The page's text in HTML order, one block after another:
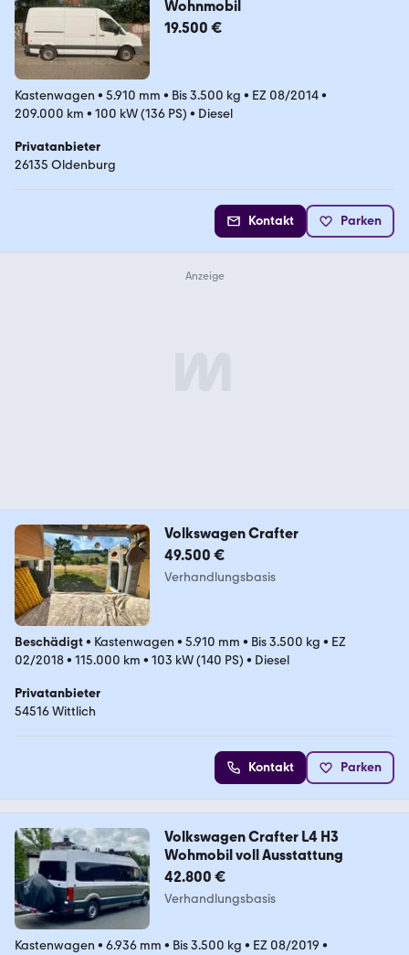
Wohnmobil
19.500 €
Kastenwagen • 5.910 mm • Bis 3.500 kg • EZ 08/2014•
209.000 km • 100 kW (136 PS) • Diesel
Privatanbieter
26135 Oldenburg
Kontakt Parken
Volkswagen Crafter
49.500 €
Verhandlungsbasis
Beschädigt• Kastenwagen • 5.910 mm • Bis 3.500 kg • EZ
02/2018• 115.000 km • 103 kW (140 PS) • Diesel
Privatanbieter
54516 Wittlich
Kontakt Parken
Volkswagen Crafter L4 H3
Wohmobil voll Ausstattung
42.800 €
Verhandlungsbasis
Kastenwagen • 6.936 mm • Bis 3.500 kg • EZ 08/2019 •